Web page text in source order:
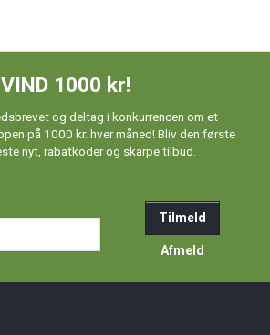
VIND 1000 kr!
og deltag i konkurrencen om et
på 1000 kr. hver måned! Bliv den første
nyt, rabatkoder og skarpe tilbud.
Tilmeld
Afmeld